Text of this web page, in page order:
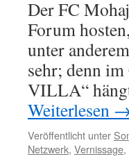
Der FC
Forum
unter
sehr; denn
VILLA“
Weiterlesen
Veröffentlicht unter
Netzwerk, Vernissage,